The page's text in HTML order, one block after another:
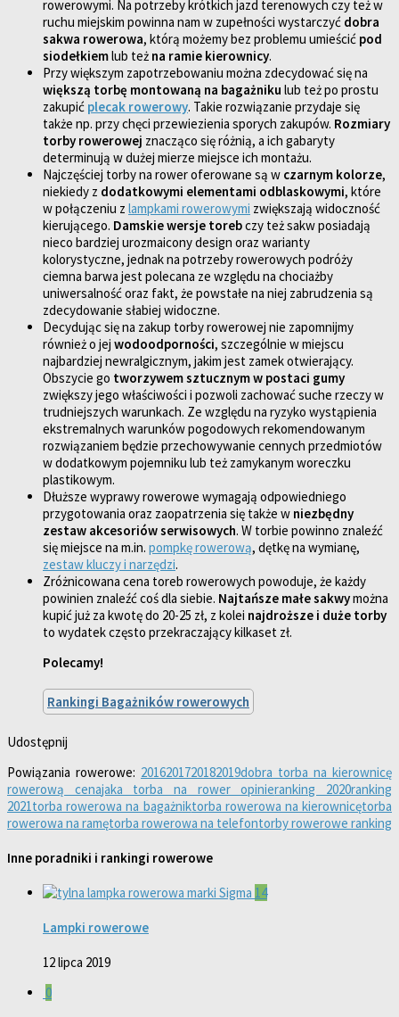
rowerowymi. Na potrzeby krótkich jazd terenowych czy też w
ruchu miejskim powinna nam w zupełności wystarczyć dobra
sakwa rowerowa, którą możemy bez problemu umieścić pod
siodełkiemlub też na ramie kierownicy.
Przy większym zapotrzebowaniu można zdecydować się na
większą torbę montowaną na bagażniku lub też po prostu
zakupić plecak rowerowy. Takie rozwiązanie przydaje się
także np. przy chęci przewiezienia sporych zakupów. Rozmiary
torby rowerowej znacząco się różnią, a ich gabaryty
determinują w dużej mierze miejsce ich montażu.
Najczęściej torby na rower oferowane są w czarnym kolorze,
niekiedy z dodatkowymi elementami odblaskowymi, które
w połączeniu z lampkami rowerowymi zwiększają widoczność
kierującego. Damskie wersje torebczy też sakw posiadają
nieco bardziej urozmaicony design oraz warianty
kolorystyczne, jednak na potrzeby rowerowych podróży
ciemna barwa jest polecana ze względu na chociażby
uniwersalność oraz fakt, że powstałe na niej zabrudzenia są
zdecydowanie słabiej widoczne.
Decydując się na zakup torby rowerowej nie zapomnijmy
również o jej wodoodporności, szczególnie w miejscu
najbardziej newralgicznym, jakim jest zamek otwierający.
Obszycie go tworzywem sztucznym w postaci gumy
zwiększy jego właściwości i pozwoli zachować suche rzeczy w
trudniejszych warunkach. Ze względu na ryzyko wystąpienia
ekstremalnych warunków pogodowych rekomendowanym
rozwiązaniem będzie przechowywanie cennych przedmiotów
w dodatkowym pojemniku lub też zamykanym woreczku
plastikowym.
Dłuższe wyprawy rowerowe wymagają odpowiedniego
przygotowania oraz zaopatrzenia się także w niezbędny
zestaw akcesoriów serwisowych. W torbie powinno znaleźć
się miejsce na m.in. pompkę rowerową, dętkę na wymianę,
zestaw kluczy i narzędzi.
Zróżnicowana cena toreb rowerowych powoduje, że każdy
powinien znaleźć coś dla siebie. Najtańsze małe sakwymożna
kupić już za kwotę do 20-25 zł, z kolei najdroższe i duże torby
to wydatek często przekraczający kilkaset zł.
Polecamy!
Rankingi Bagażników rowerowych
Udostępnij
Powiązania rowerowe: 2016201720182019dobra torba na kierownicę
rowerową cenajaka torba na rower opinieranking 2020ranking
2021torba rowerowa na bagażniktorba rowerowa na kierownicętorba
rowerowa na ramętorba rowerowa na telefontorby rowerowe ranking
Inne poradniki i rankingi rowerowe
14
Lampki rowerowe
12 lipca 2019
0